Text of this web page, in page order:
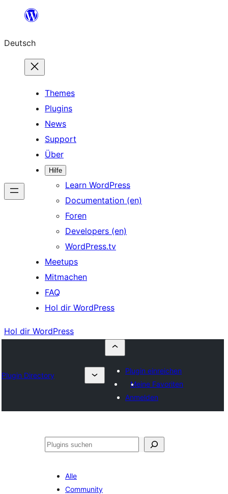
springen
Deutsch
Themes
Plugins
News
Support
Über
Hilfe
Learn WordPress
Documentation (en)
Foren
Developers (en)
WordPress.tv
Meetups
Mitmachen
FAQ
Hol dir WordPress
Hol dir WordPress
Plugin Directory
Plugin einreichen
Meine Favoriten
Anmelden
Suchen
Alle
Community